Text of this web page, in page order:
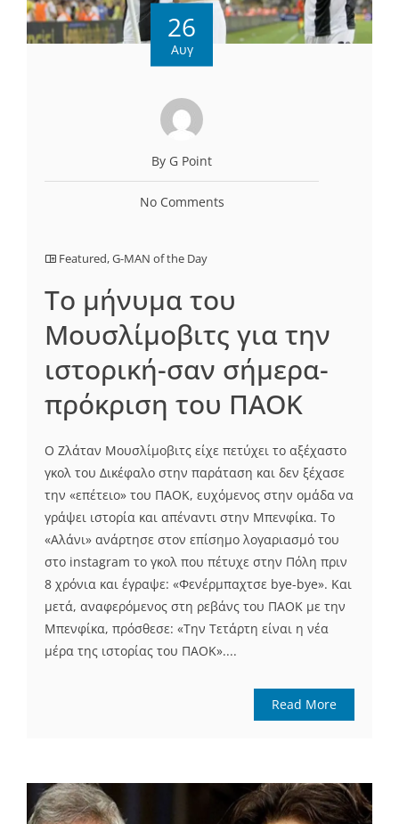
26
Αυγ
By G Point
No Comments
Featured,G-MAN of the Day
To μήνυμα του
Μουσλίμοβιτς για την
ιστορική-σαν σήμερα-
πρόκριση του ΠΑΟΚ
Ο Ζλάταν Μουσλίμοβιτς είχε πετύχει το αξέχαστο
γκολ του Δικέφαλο στην παράταση και δεν ξέχασε
την «επέτειο» του ΠΑΟΚ, ευχόμενος στην ομάδα να
γράψει ιστορία και απέναντι στην Μπενφίκα. Το
«Αλάνι» ανάρτησε στον επίσημο λογαριασμό του
στο instagram το γκολ που πέτυχε στην Πόλη πριν
8 χρόνια και έγραψε: «Φενέρμπαχτσε bye-bye». Και
μετά, αναφερόμενος στη ρεβάνς του ΠΑΟΚ με την
Μπενφίκα, πρόσθεσε: «Την Τετάρτη είναι η νέα
μέρα της ιστορίας του ΠΑΟΚ»....
Read More